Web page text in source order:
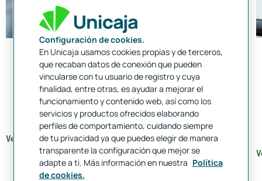
Préstamo ECO Movilidad
Hasta60.000 €* para financiar tu coche eléctrico
Tendráshasta 8 añospara devolver tu préstamo
por adquirir un vehículo CERO emisiones o ECO.
Ver Préstamo Eco Movilidad
Configuración de cookies.
En Unicaja usamos cookies propias y de terceros,
que recaban datos de conexión que pueden
vincularse con tu usuario de registro y cuya
finalidad, entre otras, es ayudar a mejorar el
funcionamiento y contenido web, así como los
servicios y productos ofrecidos elaborando
perfiles de comportamiento, cuidando siempre
de tu privacidad ya que puedes elegir de manera
transparente la configuración que mejor se
adapte a ti. Más información en nuestra Política
de cookies.